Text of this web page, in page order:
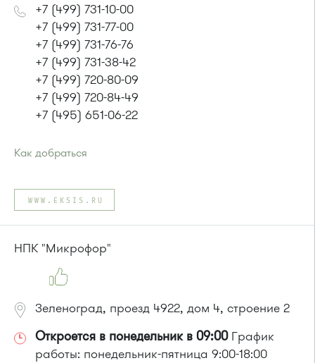
+7 (499) 731-10-00
+7 (499) 731-77-00
+7 (499) 731-76-76
+7 (499) 731-38-42
+7 (499) 720-80-09
+7 (499) 720-84-49
+7 (495) 651-06-22
Как добраться
Автобус 31
или до остановки"Южная промзона"
автобус 31
WWW.EKSIS.RU
НПК "Микрофор"
Зеленоград, проезд 4922, дом 4, строение 2
Откроется в понедельник в 09:00График
работы: понедельник-пятница 9:00-18:00